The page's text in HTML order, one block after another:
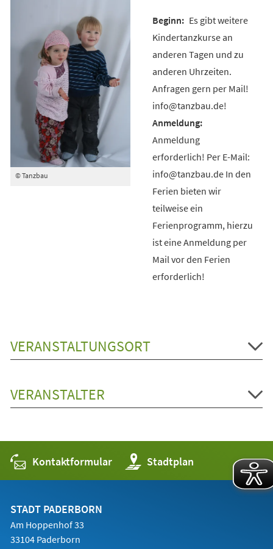
© Tanzbau
Es gibt weitere
Kindertanzkurse an
anderen Tagen und zu
anderen Uhrzeiten.
Anfragen gern per Mail!
info@tanzbau.de!
Anmeldung
erforderlich! Per E-Mail:
info@tanzbau.de In den
Ferien bieten wir
teilweise ein
Ferienprogramm, hierzu
ist eine Anmeldung per
Mail vor den Ferien
erforderlich!
VERANSTALTUNGSORT
VERANSTALTER
Kontaktformular Stadtplan
(Öffnet
in
einem
STADT PADERBORN
Am Hoppenhof 33
33104 Paderborn